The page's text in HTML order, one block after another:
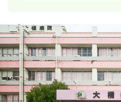
給与 637 万円〜
※一例
時間 9:00～18:00（休憩60分）
土日祝休み
年間休日120日
年収600万円以上可
気になる